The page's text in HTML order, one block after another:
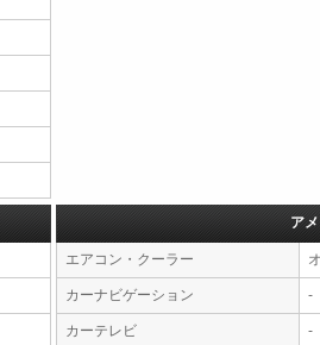
ア
エアコン・クーラー
カーナビゲーション -
カーテレビ -